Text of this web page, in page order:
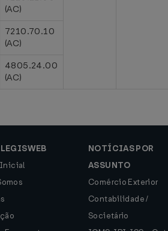
(AC)
7210.70.10
(AC)
4805.24.00
(AC)
NOTÍCIAS POR
ASSUNTO
Comércio Exterior
Contabilidade /
Societário